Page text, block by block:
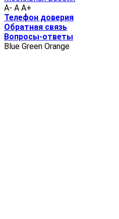
A- A A+
Телефон доверия
Обратная связь
Вопросы-ответы
Blue Green Orange